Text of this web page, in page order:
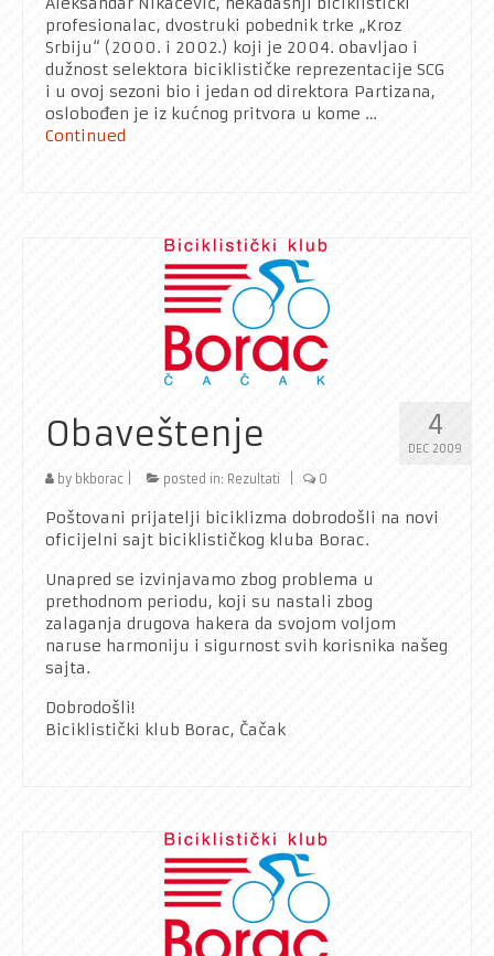
profesionalac, dvostruki pobednik trke „Kroz
Srbiju“ (2000. i 2002.) koji je 2004. obavljao i
dužnost selektora biciklističke reprezentacije SCG
i u ovoj sezoni bio i jedan od direktora Partizana,
oslobođen je iz kućnog pritvora u kome …
Continued
4
DEC 2009
Obaveštenje
by bkborac posted in: Rezultati 0
Poštovani prijatelji biciklizma dobrodošli na novi
oficijelni sajt biciklističkog kluba Borac.
Unapred se izvinjavamo zbog problema u
prethodnom periodu, koji su nastali zbog
zalaganja drugova hakera da svojom voljom
naruse harmoniju i sigurnost svih korisnika našeg
sajta.
Dobrodošli!
Biciklistički klub Borac, Čačak